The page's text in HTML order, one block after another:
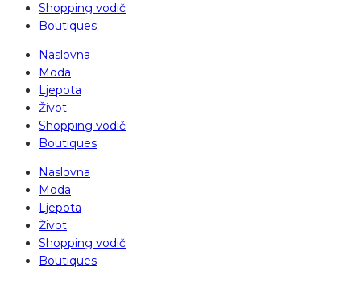
Shopping vodič
Boutiques
Naslovna
Moda
Ljepota
Život
Shopping vodič
Boutiques
Naslovna
Moda
Ljepota
Život
Shopping vodič
Boutiques